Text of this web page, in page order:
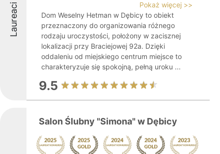
Laureaci
Pokaż więcej >>
Dom Weselny Hetman w Dębicy to obiekt
przeznaczony do organizowania różnego
rodzaju uroczystości, położony w zacisznej
lokalizacji przy Braciejowej 92a. Dzięki
oddaleniu od miejskiego centrum miejsce to
charakteryzuje się spokojną, pełną uroku ...
9.5
Salon Ślubny "Simona" w Dębicy